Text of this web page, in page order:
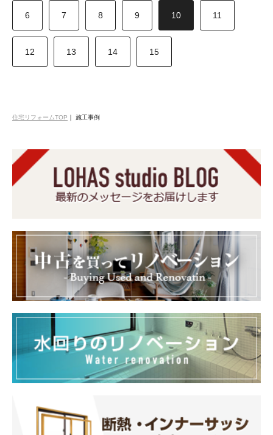
6 7 8 9 10 11
12 13 14 15
住宅リフォームTOP ｜ 施工事例